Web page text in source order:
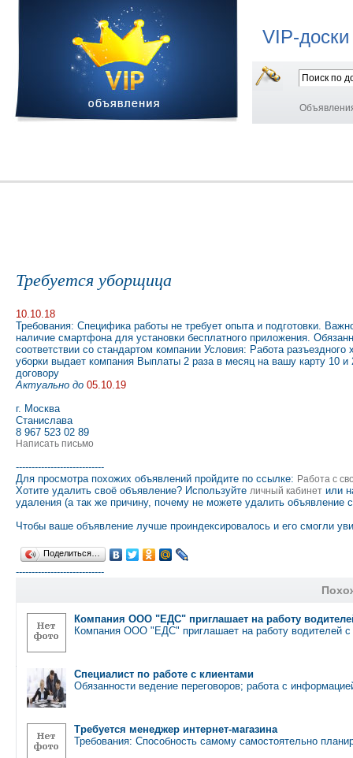
VIP-
Требуется уборщица
10.10.18
Требования: Специфика работы не требует опыта и подготовки.
наличие смартфона для установки бесплатного приложения.
соответствии со стандартом компании Условия: Работа
уборки выдает компания Выплаты 2 раза в месяц на вашу карту 10
договору
Актуально до 05.10.19
г. Москва
Станислава
8 967 523 02 89
Написать письмо
----------------------------
Для просмотра похожих объявлений пройдите по ссылке: Работа с
Хотите удалить своё объявление? Используйте личный кабинет или
удаления (а так же причину, почему не можете удалить объявление
Чтобы ваше объявление лучше проиндексировалось и его смогли
Поделиться…
----------------------------
Компания ООО "ЕДС" приглашает на работу
Компания ООО "ЕДС" приглашает на работу водителей
Специалист по работе с клиентами
Обязанности ведение переговоров; работа с
Требуется менеджер интернет-магазина
Требования: Способность самому самостоятельно